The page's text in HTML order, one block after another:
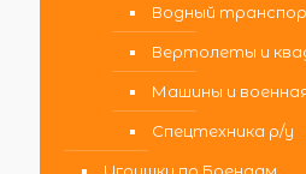
Водный
Вертолеты и
Машины и
Спецтехника р/у
Игрушки по Брендам